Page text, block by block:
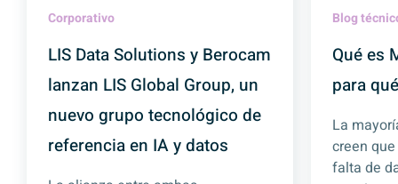
Corporativo
LIS Data Solutions y Berocam
lanzan LIS Global Group, un
nuevo grupo tecnológico de
referencia en IA y datos
Blog
Qué es
para
La
creen
falta de